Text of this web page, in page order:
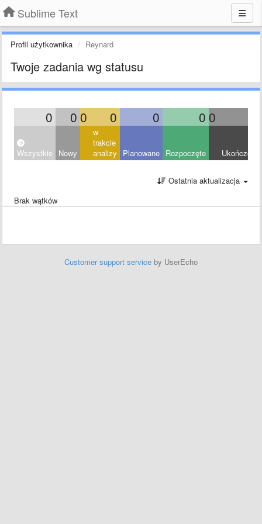
Sublime Text
Profil użytkownika Reynard
Twoje zadania wg statusu
0 0 0 0 0 0 0
Wszystkie Nowy
w
trakcie
analizy
Planowane Rozpoczęte Ukończony
Ostatnia aktualizacja
Brak wątków
Customer support service by UserEcho